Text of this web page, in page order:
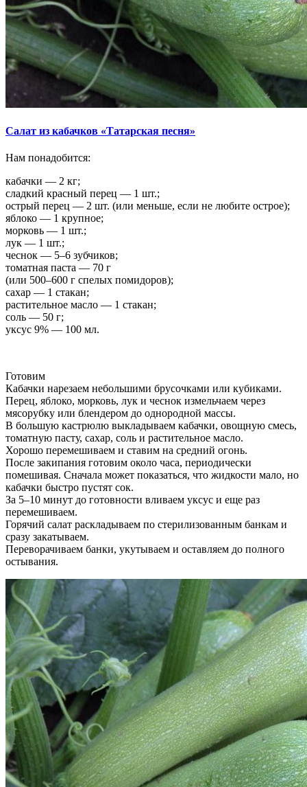
Салат из кабачков «Татарская песня»
Нам понадобится:
кабачки — 2 кг;
сладкий красный перец — 1 шт.;
острый перец — 2 шт. (или меньше, если не любите острое);
яблоко — 1 крупное;
морковь — 1 шт.;
лук — 1 шт.;
чеснок — 5–6 зубчиков;
томатная паста — 70 г
(или 500–600 г спелых помидоров);
сахар — 1 стакан;
растительное масло — 1 стакан;
соль — 50 г;
уксус 9% — 100 мл.
Готовим
Кабачки нарезаем небольшими брусочками или кубиками.
Перец, яблоко, морковь, лук и чеснок измельчаем через
мясорубку или блендером до однородной массы.
В большую кастрюлю выкладываем кабачки, овощную смесь,
томатную пасту, сахар, соль и растительное масло.
Хорошо перемешиваем и ставим на средний огонь.
После закипания готовим около часа, периодически
помешивая. Сначала может показаться, что жидкости мало, но
кабачки быстро пустят сок.
За 5–10 минут до готовности вливаем уксус и еще раз
перемешиваем.
Горячий салат раскладываем по стерилизованным банкам и
сразу закатываем.
Переворачиваем банки, укутываем и оставляем до полного
остывания.